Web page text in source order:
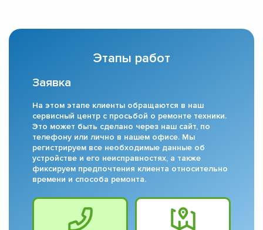
Этапы работ
Заявка
На этом этапе клиенты обращаются в наш
сервисный центр с просьбой о ремонте техники.
Это может быть сделано через наш сайт, по
телефону или лично в нашем офисе. Мы
регистрируем все необходимые данные об
устройстве и его неисправностях, а также
фиксируем предпочтения клиента относительно
времени и способа ремонта.